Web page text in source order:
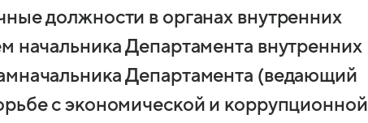
должности в органах внутренних
начальника Департамента внутренних
Департамента (ведающий
с экономической и коррупционной